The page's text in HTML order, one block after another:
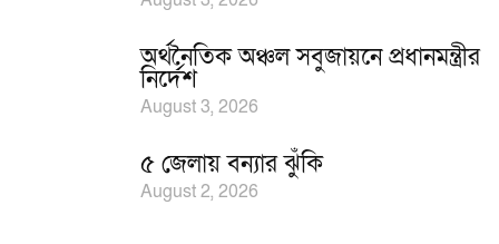
অর্থনৈতিক অঞ্চল সবুজায়নে প্রধানমন্ত্রীর
নির্দেশ
August 3, 2026
৫ জেলায় বন্যার ঝুঁকি
August 2, 2026